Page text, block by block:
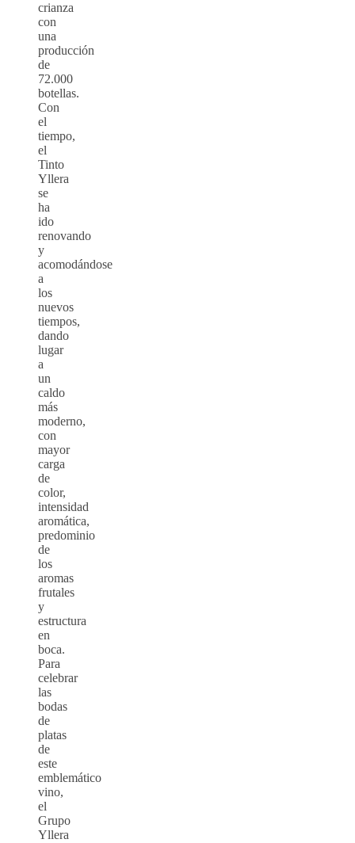
crianza
con
una
producción
de
72.000
botellas.
Con
el
tiempo,
el
Tinto
Yllera
se
ha
ido
renovando
y
acomodándose
a
los
nuevos
tiempos,
dando
lugar
a
un
caldo
más
moderno,
con
mayor
carga
de
color,
intensidad
aromática,
predominio
de
los
aromas
frutales
y
estructura
en
boca.
Para
celebrar
las
bodas
de
platas
de
este
emblemático
vino,
el
Grupo
Yllera